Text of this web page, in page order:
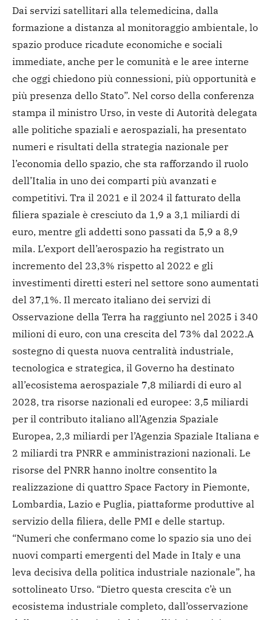
Dai servizi satellitari alla telemedicina, dalla
formazione a distanza al monitoraggio ambientale, lo
spazio produce ricadute economiche e sociali
immediate, anche per le comunità e le aree interne
che oggi chiedono più connessioni, più opportunità e
più presenza dello Stato”. Nel corso della conferenza
stampa il ministro Urso, in veste di Autorità delegata
alle politiche spaziali e aerospaziali, ha presentato
numeri e risultati della strategia nazionale per
l’economia dello spazio, che sta rafforzando il ruolo
dell’Italia in uno dei comparti più avanzati e
competitivi. Tra il 2021 e il 2024 il fatturato della
filiera spaziale è cresciuto da 1,9 a 3,1 miliardi di
euro, mentre gli addetti sono passati da 5,9 a 8,9
mila. L’export dell’aerospazio ha registrato un
incremento del 23,3% rispetto al 2022 e gli
investimenti diretti esteri nel settore sono aumentati
del 37,1%. Il mercato italiano dei servizi di
Osservazione della Terra ha raggiunto nel 2025 i 340
milioni di euro, con una crescita del 73% dal 2022.A
sostegno di questa nuova centralità industriale,
tecnologica e strategica, il Governo ha destinato
all’ecosistema aerospaziale 7,8 miliardi di euro al
2028, tra risorse nazionali ed europee: 3,5 miliardi
per il contributo italiano all’Agenzia Spaziale
Europea, 2,3 miliardi per l’Agenzia Spaziale Italiana e
2 miliardi tra PNRR e amministrazioni nazionali. Le
risorse del PNRR hanno inoltre consentito la
realizzazione di quattro Space Factory in Piemonte,
Lombardia, Lazio e Puglia, piattaforme produttive al
servizio della filiera, delle PMI e delle startup.
“Numeri che confermano come lo spazio sia uno dei
nuovi comparti emergenti del Made in Italy e una
leva decisiva della politica industriale nazionale”, ha
sottolineato Urso. “Dietro questa crescita c’è un
ecosistema industriale completo, dall’osservazione